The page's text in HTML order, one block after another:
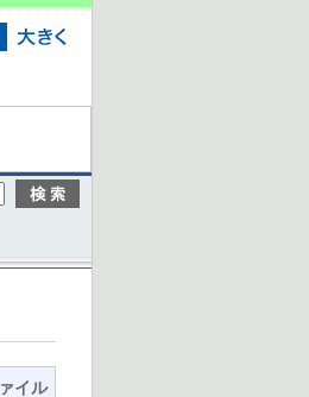
イル